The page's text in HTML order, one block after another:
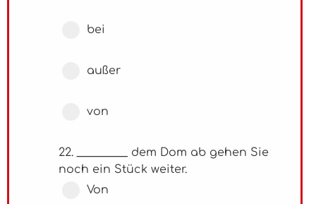
bei
außer
von
22. _________ dem Dom ab gehen Sie
noch ein Stück weiter.
Von